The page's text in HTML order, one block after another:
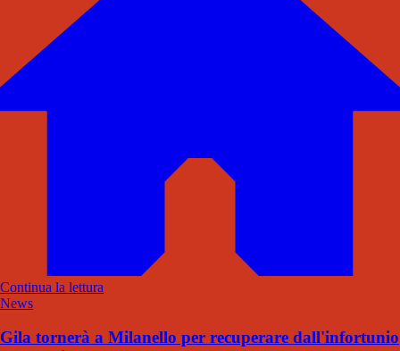
Continua la lettura
News
Gila tornerà a Milanello per recuperare dall'infortunio